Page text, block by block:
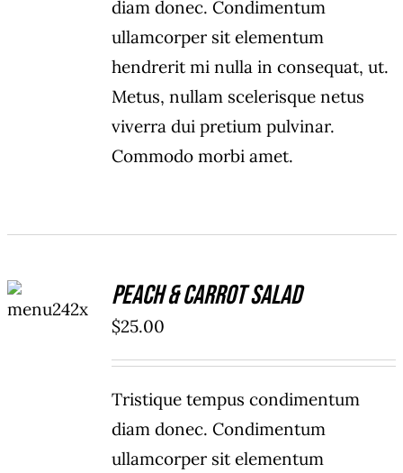
diam donec. Condimentum
ullamcorper sit elementum
hendrerit mi nulla in consequat, ut.
Metus, nullam scelerisque netus
viverra dui pretium pulvinar.
Commodo morbi amet.
CART
/
Peach & Carrot Salad
$25.00
Tristique tempus condimentum
diam donec. Condimentum
ullamcorper sit elementum